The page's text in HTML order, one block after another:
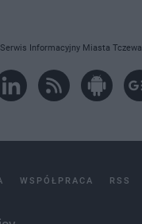
Informacyjny Miasta Tczewa
WSPÓŁPRACA RSS